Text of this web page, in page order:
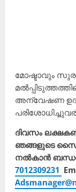
മോഷ്ടാവും
അന്വേഷണ
ദിവസം
ഞങ്ങളുടെ
നൽകാൻ
7012309231